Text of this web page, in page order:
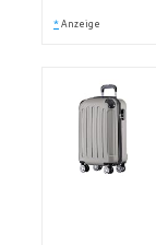
* Anzeige